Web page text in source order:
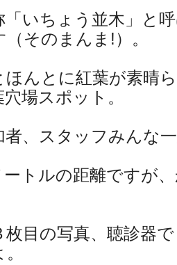
「いちょう並木」と
そのまんま!）。
ほんとに紅葉が素晴
場スポット。
者、スタッフみんな
ートルの距離ですが
枚目の写真、聴診器